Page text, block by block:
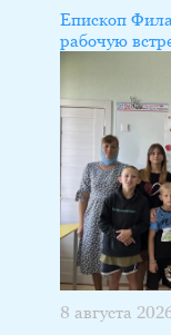
Епископ
рабочую
8 августа